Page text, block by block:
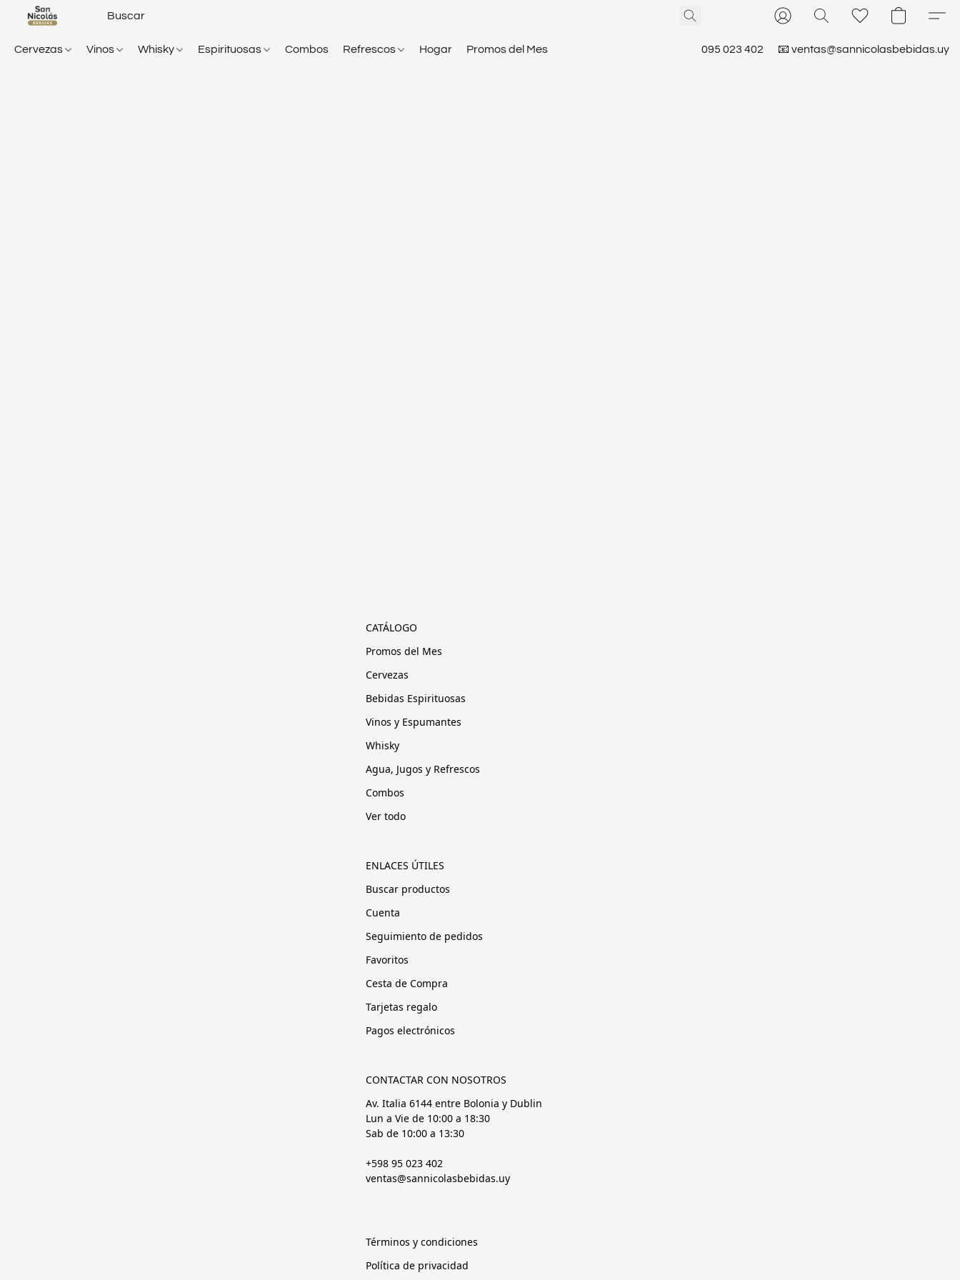
Cervezas Vinos Whisky Espirituosas Combos Refrescos Hogar Promos del Mes 095 023 402 📧 ventas@sannicolasbebidas.uy
CATÁLOGO
Promos del Mes
Cervezas
Bebidas Espirituosas
Vinos y Espumantes
Whisky
Agua, Jugos y Refrescos
Combos
Ver todo
ENLACES ÚTILES
Buscar productos
Cuenta
Seguimiento de pedidos
Favoritos
Cesta de Compra
Tarjetas regalo
Pagos electrónicos
CONTACTAR CON NOSOTROS
Av. Italia 6144 entre Bolonia y Dublin
Lun a Vie de 10:00 a 18:30
Sab de 10:00 a 13:30
+598 95 023 402
ventas@sannicolasbebidas.uy
Términos y condiciones
Política de privacidad